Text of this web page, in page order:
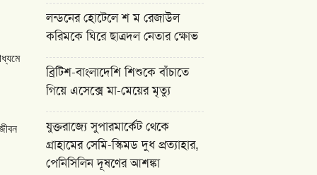
লন্ডনের হোটেলে শ ম রেজাউল
করিমকে ঘিরে ছাত্রদল নেতার ক্ষোভ
ব্রিটিশ-বাংলাদেশি শিশুকে বাঁচাতে
গিয়ে এসেক্সে মা-মেয়ের মৃত্যু
যুক্তরাজ্যে সুপারমার্কেট থেকে
গ্রাহামের সেমি-স্কিমড দুধ প্রত্যাহার,
পেনিসিলিন দূষণের আশঙ্কা